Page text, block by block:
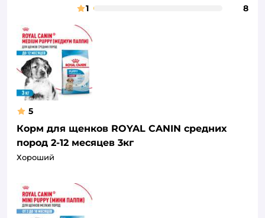
1
8
5
Корм для щенков ROYAL CANIN средних
пород 2-12 месяцев 3кг
Хороший